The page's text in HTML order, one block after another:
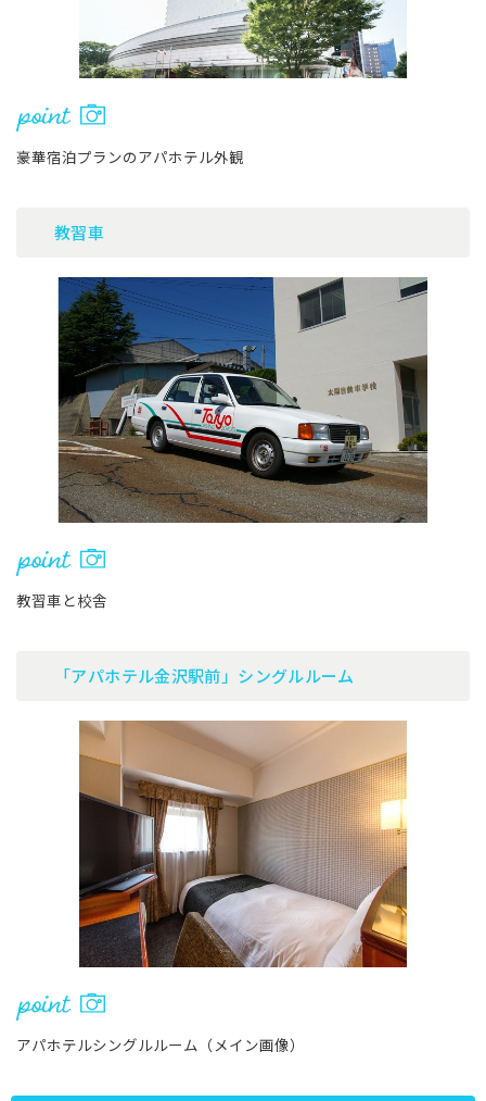
豪華宿泊プランのアパホテル外観
教習車
教習車と校舎
「アパホテル金沢駅前」シングルルーム
アパホテルシングルルーム（メイン画像）